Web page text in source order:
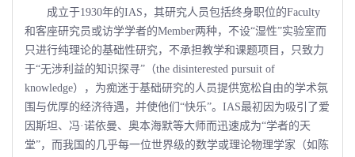
成立于1930年的IAS，其研究人员包括终身职位的Faculty
和客座研究员或访学学者的Member两种，不设“湿性”实验室而
只进行纯理论的基础性研究，不承担教学和课题项目，只致力
于“无涉利益的知识探寻”（the disinterested pursuit of
knowledge），为痴迷于基础研究的人员提供宽松自由的学术氛
围与优厚的经济待遇，并使他们“快乐”。IAS最初因为吸引了爱
因斯坦、冯·诺依曼、奥本海默等大师而迅速成为“学者的天
堂”，而我国的几乎每一位世界级的数学或理论物理学家（如陈